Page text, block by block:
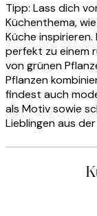
Tipp: Lass dich
Küchenthema,
Küche
perfekt zu einem
von grünen
Pflanzen
findest auch
als Motiv sowie
Lieblingen aus